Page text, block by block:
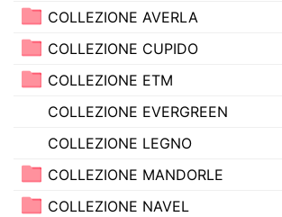
COLLEZIONE AVERLA
COLLEZIONE CUPIDO
COLLEZIONE ETM
COLLEZIONE EVERGREEN
COLLEZIONE LEGNO
COLLEZIONE MANDORLE
COLLEZIONE NAVEL